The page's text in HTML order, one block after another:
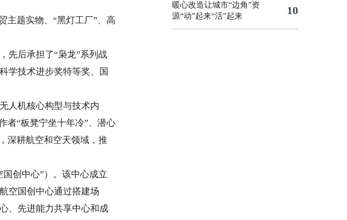
题实物、“黑灯工厂”、高
先后承担了“枭龙”系列战
学技术进步奖特等奖、国
人机核心构型与技术内
者“板凳宁坐十年冷”、潜心
深耕航空和空天领域，推
创中心”）。该中心成立
空国创中心通过搭建场
、先进能力共享中心和成
暖心改造让城市“边角”资
源“动”起来“活”起来
10